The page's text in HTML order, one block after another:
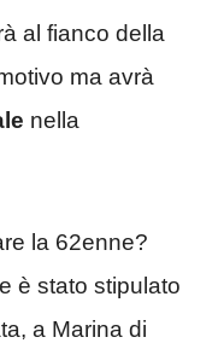
al fianco della
ma avrà
nella
la 62enne?
è stato stipulato
a Marina di